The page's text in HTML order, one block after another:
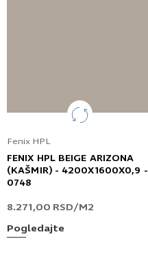
Fenix HPL
FENIX HPL BEIGE ARIZONA
(KAŠMIR) - 4200X1600X0,9 -
0748
8.271,00 RSD/M2
Pogledajte